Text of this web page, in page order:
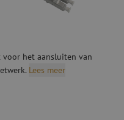
het aansluiten van
Lees meer